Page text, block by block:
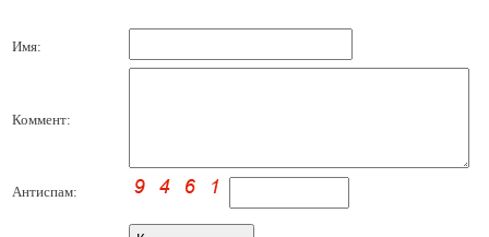
Имя:
Коммент:
Антиспам: